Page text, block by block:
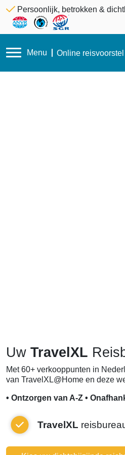
Persoonlijk, betrokken &
Menu Online reisvoorstel
Uw TravelXL
Met 60+ verkooppunten in
van TravelXL@Home en deze
• Ontzorgen van A-Z •
TravelXL